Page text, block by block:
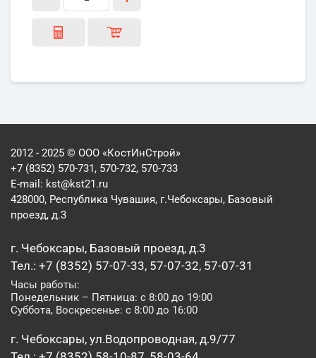
2012 - 2025 © ООО «КостИнСтрой»
+7 (8352) 570-731, 570-732, 570-733
E-mail: kst@kst21.ru
428000, Республика Чувашия, г.Чебоксары, Базовый
проезд, д.3
г. Чебоксары, Базовый проезд, д.3
Тел.: +7 (8352) 57-07-33, 57-07-32, 57-07-31
Часы работы:
Понедельник – Пятница: с 8:00 до 19:00
Суббота, Воскресенье: с 8:00 до 16:00
г. Чебоксары, ул.Водопроводная, д.9/77